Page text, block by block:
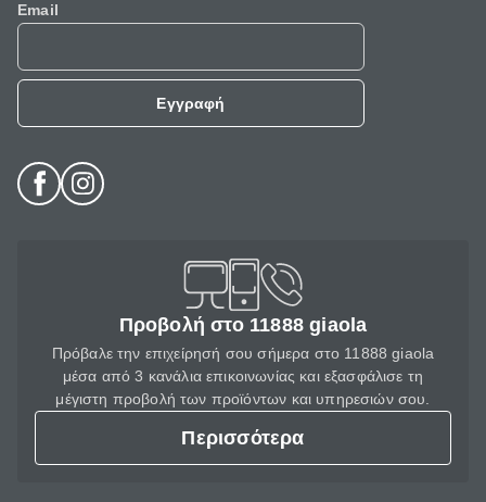
Email
Εγγραφή
Προβολή στο 11888 giaola
Πρόβαλε την επιχείρησή σου σήμερα στο 11888 giaola
μέσα από 3 κανάλια επικοινωνίας και εξασφάλισε τη
μέγιστη προβολή των προϊόντων και υπηρεσιών σου.
Περισσότερα